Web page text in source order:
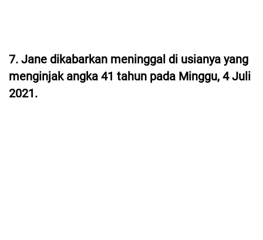
7. Jane dikabarkan meninggal di usianya yang
menginjak angka 41 tahun pada Minggu, 4 Juli
2021.